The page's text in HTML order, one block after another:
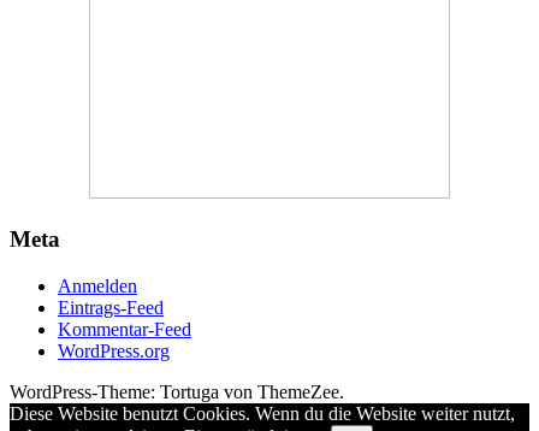
Meta
Anmelden
Eintrags-Feed
Kommentar-Feed
WordPress.org
WordPress-Theme: Tortuga von ThemeZee.
Diese Website benutzt Cookies. Wenn du die Website weiter nutzt,